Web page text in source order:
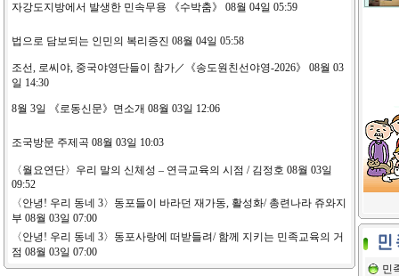
자강도지방에서 발생한 민속무용 《수박춤》 08월 04일 05:59
법으로 담보되는 인민의 복리증진 08월 04일 05:58
조선, 로씨야, 중국야영단들이 참가／《송도원친선야영-2026》 08월 03
일 14:30
8월 3일 《로동신문》면소개 08월 03일 12:06
조국방문 주제곡 08월 03일 10:03
〈월요연단〉우리 말의 신체성 – 연극교육의 시점 / 김정호 08월 03일
09:52
〈안녕! 우리 동네 3〉동포들이 바라던 재가동, 활성화/ 총련나라 쥬와지
부 08월 03일 07:00
〈안녕! 우리 동네 3〉동포사랑에 떠받들려/ 함께 지키는 민족교육의 거
점 08월 03일 07:00
민